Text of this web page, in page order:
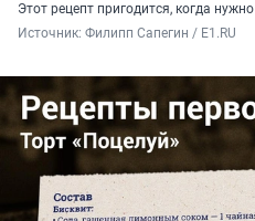
Этот рецепт пригодится, когда
Источник: Филипп Сапегин / E1.RU